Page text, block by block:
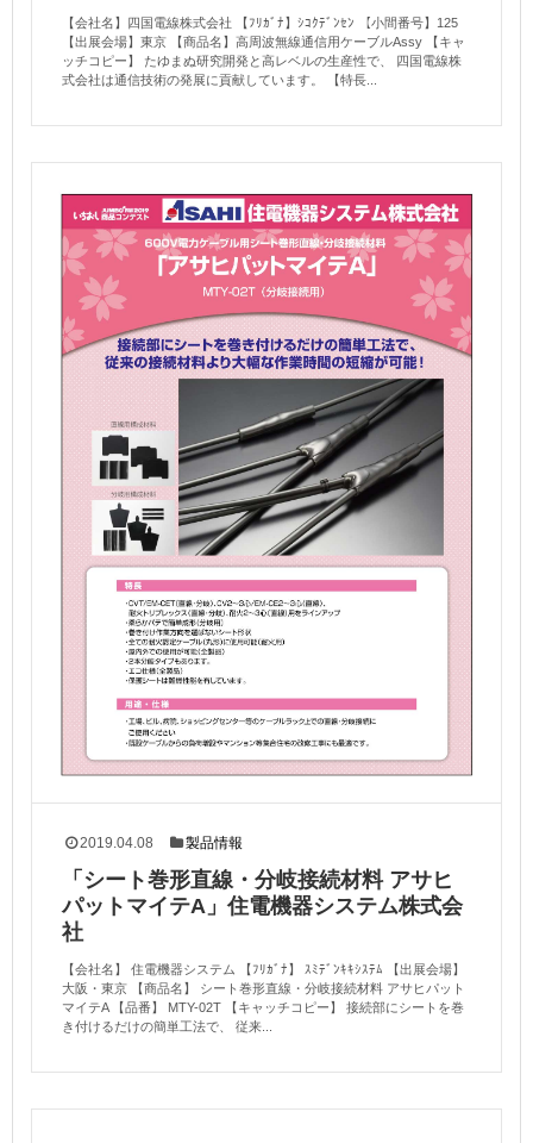
【会社名】四国電線株式会社 【ﾌﾘｶﾞﾅ】ｼｺｸﾃﾞﾝｾﾝ 【小間番号】125
【出展会場】東京 【商品名】高周波無線通信用ケーブルAssy 【キャ
ッチコピー】 たゆまぬ研究開発と高レベルの生産性で、 四国電線株
式会社は通信技術の発展に貢献しています。 【特長...
2019.04.08 製品情報
「シート巻形直線・分岐接続材料 アサヒ
パットマイテA」住電機器システム株式会
社
【会社名】 住電機器システム 【ﾌﾘｶﾞﾅ】 ｽﾐﾃﾞﾝｷｷｼｽﾃﾑ 【出展会場】
大阪・東京 【商品名】 シート巻形直線・分岐接続材料 アサヒパット
マイテA 【品番】 MTY-02T 【キャッチコピー】 接続部にシートを巻
き付けるだけの簡単工法で、 従来...